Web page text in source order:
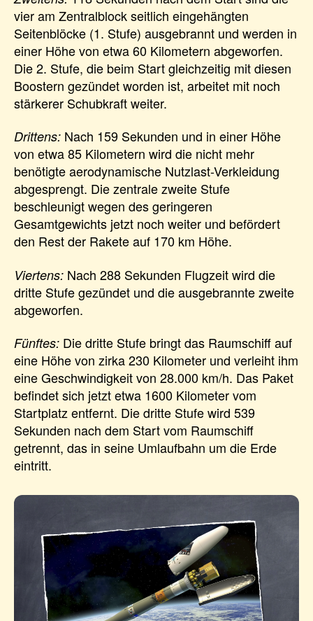
vier am Zentralblock seitlich eingehängten
Seitenblöcke (1. Stufe) ausgebrannt und werden in
einer Höhe von etwa 60 Kilometern abgeworfen.
Die 2. Stufe, die beim Start gleichzeitig mit diesen
Boostern gezündet worden ist, arbeitet mit noch
stärkerer Schubkraft weiter.
Drittens: Nach 159 Sekunden und in einer Höhe
von etwa 85 Kilometern wird die nicht mehr
benötigte aerodynamische Nutzlast-Verkleidung
abgesprengt. Die zentrale zweite Stufe
beschleunigt wegen des geringeren
Gesamtgewichts jetzt noch weiter und befördert
den Rest der Rakete auf 170 km Höhe.
Viertens: Nach 288 Sekunden Flugzeit wird die
dritte Stufe gezündet und die ausgebrannte zweite
abgeworfen.
Fünftes: Die dritte Stufe bringt das Raumschiff auf
eine Höhe von zirka 230 Kilometer und verleiht ihm
eine Geschwindigkeit von 28.000 km/h. Das Paket
befindet sich jetzt etwa 1600 Kilometer vom
Startplatz entfernt. Die dritte Stufe wird 539
Sekunden nach dem Start vom Raumschiff
getrennt, das in seine Umlaufbahn um die Erde
eintritt.